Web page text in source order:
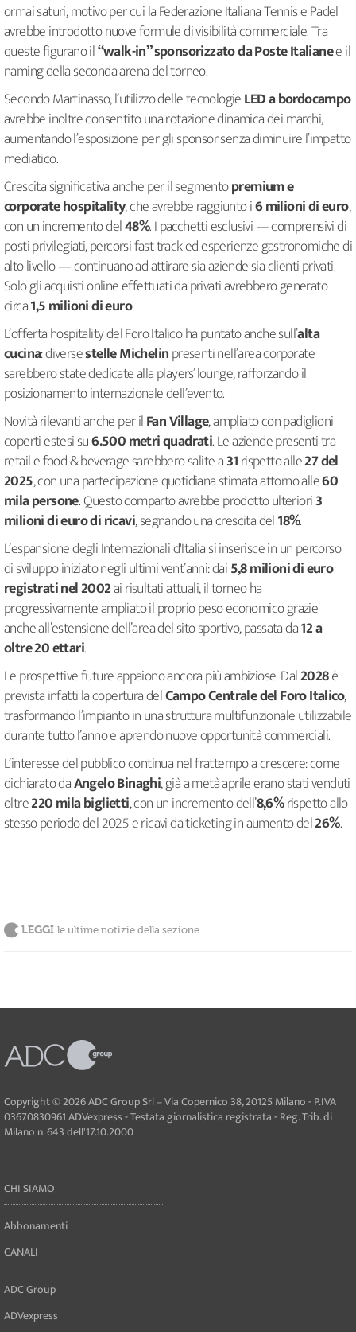
ormai saturi, motivo per cui la Federazione Italiana Tennis e Padel
avrebbe introdotto nuove formule di visibilità commerciale. Tra
queste figurano il“walk-in” sponsorizzato da Poste Italianee il
naming della seconda arena del torneo.
Secondo Martinasso, l’utilizzo delle tecnologieLED a bordocampo
avrebbe inoltre consentito una rotazione dinamica dei marchi,
aumentando l’esposizione per gli sponsor senza diminuire l’impatto
mediatico.
Crescita significativa anche per il segmentopremium e
corporate hospitality, che avrebbe raggiunto i6 milioni di euro,
con un incremento del48%. I pacchetti esclusivi — comprensivi di
posti privilegiati, percorsi fast track ed esperienze gastronomiche di
alto livello — continuano ad attirare sia aziende sia clienti privati.
Solo gli acquisti online effettuati da privati avrebbero generato
circa1,5 milioni di euro.
L’offerta hospitality del Foro Italico ha puntato anche sull’alta
cucina: diversestelle Michelinpresenti nell’area corporate
sarebbero state dedicate alla players’ lounge, rafforzando il
posizionamento internazionale dell’evento.
Novità rilevanti anche per ilFan Village, ampliato con padiglioni
coperti estesi su6.500 metri quadrati. Le aziende presenti tra
retail e food & beverage sarebbero salite a31rispetto alle27 del
2025, con una partecipazione quotidiana stimata attorno alle60
mila persone. Questo comparto avrebbe prodotto ulteriori3
milioni di euro di ricavi, segnando una crescita del18%.
L’espansione degli Internazionali d'Italia si inserisce in un percorso
di sviluppo iniziato negli ultimi vent’anni: dai5,8 milioni di euro
registrati nel 2002ai risultati attuali, il torneo ha
progressivamente ampliato il proprio peso economico grazie
anche all’estensione dell’area del sito sportivo, passata da12 a
oltre 20 ettari.
Le prospettive future appaiono ancora più ambiziose. Dal2028è
prevista infatti la copertura delCampo Centrale del Foro Italico,
trasformando l’impianto in una struttura multifunzionale utilizzabile
durante tutto l’anno e aprendo nuove opportunità commerciali.
L’interesse del pubblico continua nel frattempo a crescere: come
dichiarato daAngelo Binaghi, già a metà aprile erano stati venduti
oltre220 mila biglietti, con un incremento dell’8,6%rispetto allo
stesso periodo del 2025 e ricavi da ticketing in aumento del26%.
LEGGI le ultime notizie della sezione
Copyright © 2026 ADC Group Srl – Via Copernico 38, 20125 Milano - P.IVA
03670830961 ADVexpress - Testata giornalistica registrata - Reg. Trib. di
Milano n. 643 dell'17.10.2000
CHI SIAMO
Abbonamenti
CANALI
ADC Group
ADVexpress